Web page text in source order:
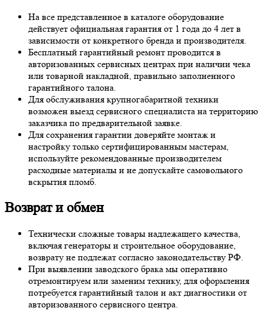
На все представленное в каталоге оборудование
действует официальная гарантия от 1 года до 4 лет в
зависимости от конкретного бренда и производителя.
Бесплатный гарантийный ремонт проводится в
авторизованных сервисных центрах при наличии чека
или товарной накладной, правильно заполненного
гарантийного талона.
Для обслуживания крупногабаритной техники
возможен выезд сервисного специалиста на территорию
заказчика по предварительной заявке.
Для сохранения гарантии доверяйте монтаж и
настройку только сертифицированным мастерам,
используйте рекомендованные производителем
расходные материалы и не допускайте самовольного
вскрытия пломб.
Возврат и обмен
Технически сложные товары надлежащего качества,
включая генераторы и строительное оборудование,
возврату не подлежат согласно законодательству РФ.
При выявлении заводского брака мы оперативно
отремонтируем или заменим технику, для оформления
потребуется гарантийный талон и акт диагностики от
авторизованного сервисного центра.